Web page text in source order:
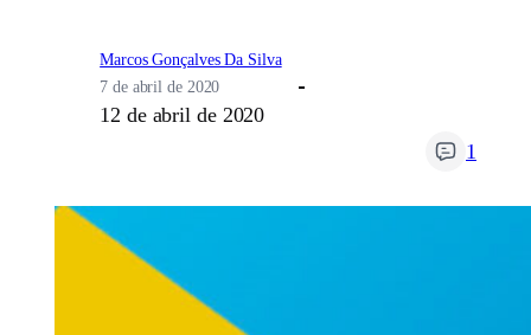
Marcos Gonçalves Da Silva
7 de abril de 2020
12 de abril de 2020
1